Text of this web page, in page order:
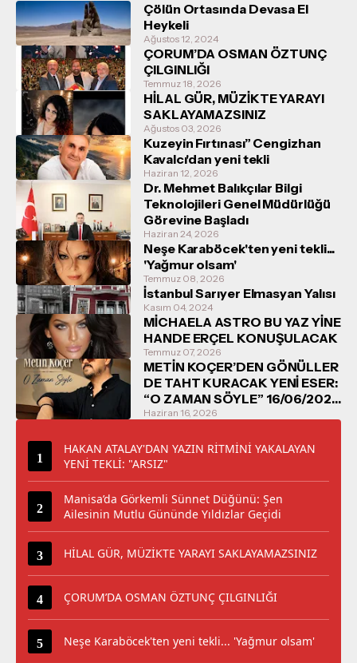
Çölün Ortasında Devasa El
Heykeli
Ağustos 12, 2024
ÇORUM’DA OSMAN ÖZTUNÇ
ÇILGINLIĞI
Temmuz 18, 2026
HİLAL GÜR, MÜZİKTE YARAYI
SAKLAYAMAZSINIZ
Ağustos 03, 2026
Kuzeyin Fırtınası” Cengizhan
Kavalcı'dan yeni tekli
Haziran 12, 2026
Dr. Mehmet Balıkçılar Bilgi
Teknolojileri Genel Müdürlüğü
Görevine Başladı
Haziran 24, 2026
Neşe Karaböcek'ten yeni tekli...
'Yağmur olsam'
Temmuz 08, 2026
İstanbul Sarıyer Elmasyan Yalısı
Kasım 04, 2024
MİCHAELA ASTRO BU YAZ YİNE
HANDE ERÇEL KONUŞULACAK
Temmuz 07, 2026
METİN KOÇER’DEN GÖNÜLLER
DE TAHT KURACAK YENİ ESER:
“O ZAMAN SÖYLE” 16/06/2026
TARİHİNDE DİNLEYİCİYLE
Haziran 16, 2026
HAKAN ATALAY'DAN YAZIN RİTMİNİ YAKALAYAN
YENİ TEKLİ: "ARSIZ"
Manisa’da Görkemli Sünnet Düğünü: Şen
Ailesinin Mutlu Gününde Yıldızlar Geçidi
HİLAL GÜR, MÜZİKTE YARAYI SAKLAYAMAZSINIZ
ÇORUM’DA OSMAN ÖZTUNÇ ÇILGINLIĞI
Neşe Karaböcek'ten yeni tekli... 'Yağmur olsam'